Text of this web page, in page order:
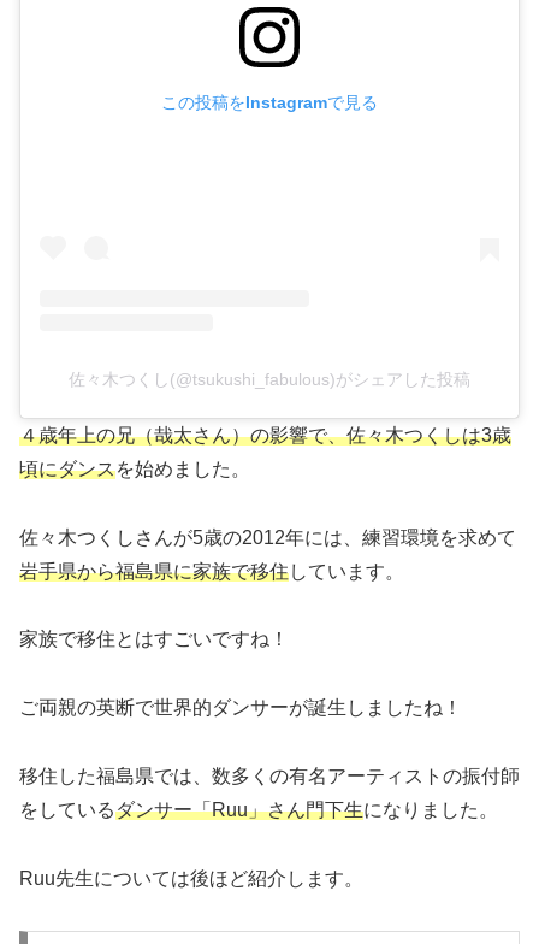
この投稿をInstagramで見る
佐々木つくし(@tsukushi_fabulous)がシェアした投稿
４歳年上の兄（哉太さん）の影響で、佐々木つくしは3歳
頃にダンスを始めました。
佐々木つくしさんが5歳の2012年には、練習環境を求めて
岩手県から福島県に家族で移住しています。
家族で移住とはすごいですね！
ご両親の英断で世界的ダンサーが誕生しましたね！
移住した福島県では、数多くの有名アーティストの振付師
をしているダンサー「Ruu」さん門下生になりました。
Ruu先生については後ほど紹介します。